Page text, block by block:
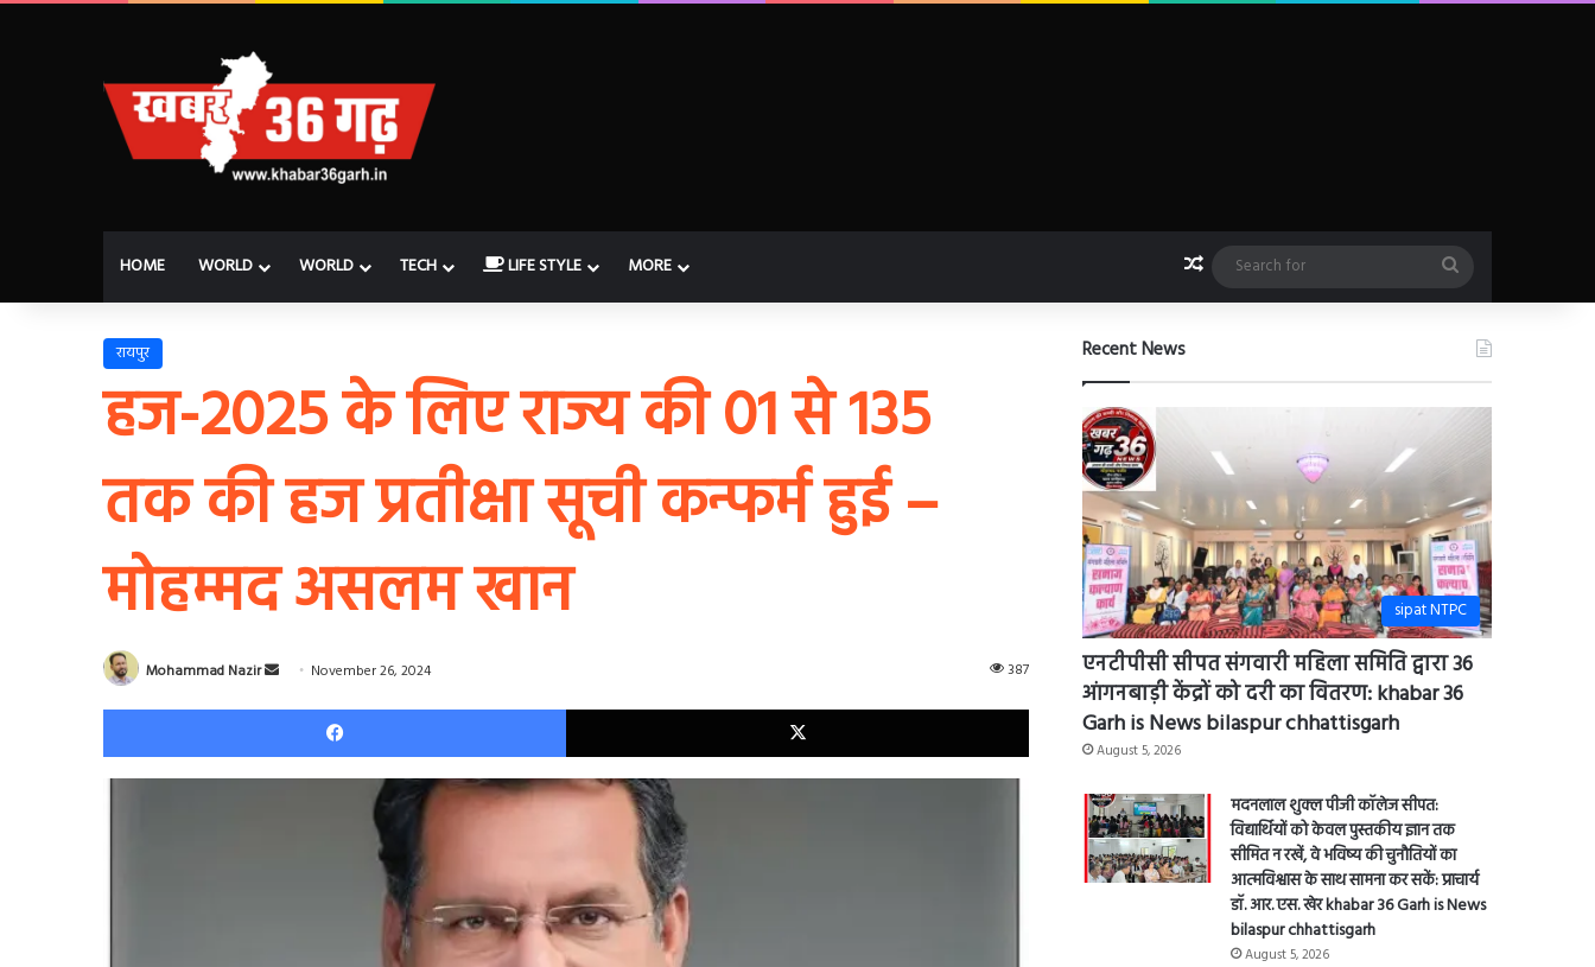
HOME WORLD WORLD TECH LIFE STYLE MORE Random Article
Search
for
रायपुर
हज-2025 के लिए राज्य की 01 से 135
तक की हज प्रतीक्षा सूची कन्फर्म हुई –
मोहम्मद असलम खान
Mohammad Nazir
Send November 26, 2024 387
Facebook X
Recent News
sipat NTPC
एनटीपीसी सीपत संगवारी महिला समिति द्वारा 36
आंगनबाड़ी केंद्रों को दरी का वितरण: khabar 36
Garh is News bilaspur chhattisgarh
August 5, 2026
मदनलाल शुक्ल पीजी कॉलेज सीपत:
विद्यार्थियों को केवल पुस्तकीय ज्ञान तक
सीमित न रखें, वे भविष्य की चुनौतियों का
आत्मविश्वास के साथ सामना कर सकें: प्राचार्य
डॉ. आर. एस. खेर khabar 36 Garh is News
bilaspur chhattisgarh
August 5, 2026